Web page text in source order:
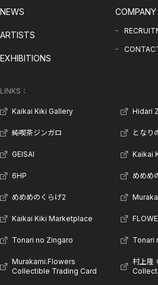
NEWS
ARTISTS
EXHIBITIONS
COMPANY
LINKS：
Kaikai Kiki Gallery Hidari
純喫茶ジンガロ となり
GEISAI Kaikai
6HP めめめ
めめめのくらげ2
Kaikai Kiki Marketplace
Tonari no Zingaro Tonari
Murakami.Flowers
Collectible Trading Card
村上隆